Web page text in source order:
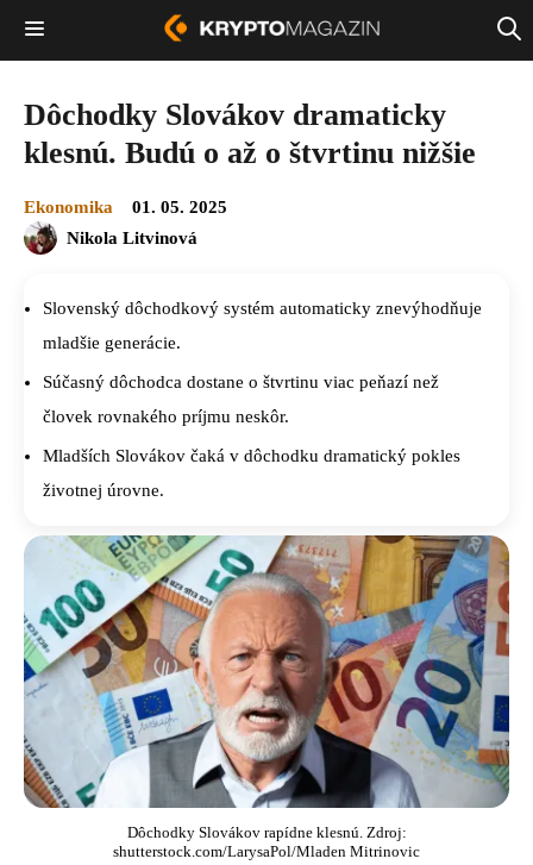
Dôchodky Slovákov dramaticky
klesnú. Budú o až o štvrtinu nižšie
Ekonomika
01. 05. 2025
Nikola Litvinová
Slovenský dôchodkový systém automaticky znevýhodňuje
mladšie generácie.
Súčasný dôchodca dostane o štvrtinu viac peňazí než
človek rovnakého príjmu neskôr.
Mladších Slovákov čaká v dôchodku dramatický pokles
životnej úrovne.
Dôchodky Slovákov rapídne klesnú. Zdroj:
shutterstock.com/LarysaPol/Mladen Mitrinovic